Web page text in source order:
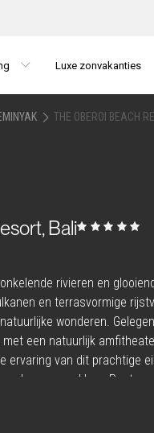
Luxe zonvakanties
THE OBEROI BEACH
Bali
rivieren en
en terrasvormige
wonderen.
een natuurlijk
ervaring van dit prachtige
gemakken.
Allemaal aangevuld